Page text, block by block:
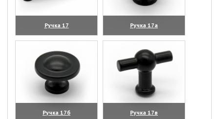
Ручка 17
(увеличить)
Ручка 17а
(увеличить)
Ручка 17б
Ручка 17в